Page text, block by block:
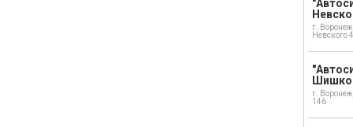
г.
Невского
г.
146